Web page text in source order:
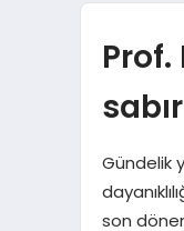
Gündelik
son